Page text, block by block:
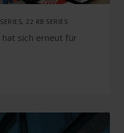
22 RB SERIES
sich erneut für